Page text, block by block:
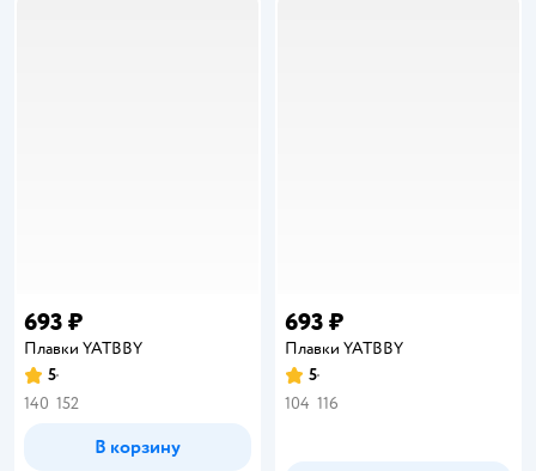
693 ₽
Плавки YATBBY
Рейтинг:
5
140 152
В корзину
693 ₽
Плавки YATBBY
Рейтинг:
5
104 116